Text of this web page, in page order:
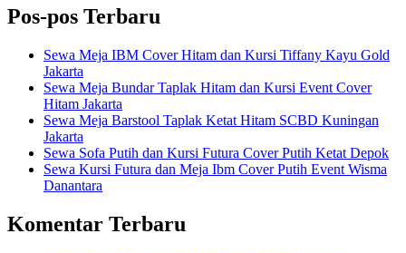
Pos-pos Terbaru
Sewa Meja IBM Cover Hitam dan Kursi Tiffany Kayu Gold
Jakarta
Sewa Meja Bundar Taplak Hitam dan Kursi Event Cover
Hitam Jakarta
Sewa Meja Barstool Taplak Ketat Hitam SCBD Kuningan
Jakarta
Sewa Sofa Putih dan Kursi Futura Cover Putih Ketat Depok
Sewa Kursi Futura dan Meja Ibm Cover Putih Event Wisma
Danantara
Komentar Terbaru